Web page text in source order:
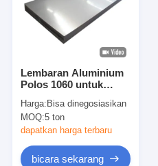
Lembaran Aluminium
Polos 1060 untuk
Listrik dan Reflektor
Cahaya
Harga: Bisa dinegosiasikan
MOQ:5 ton
dapatkan harga terbaru
bicara sekarang